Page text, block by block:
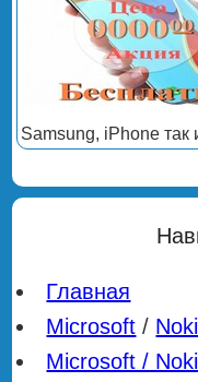
Samsung, iPhone так
Главная
Microsoft /
Microsoft /